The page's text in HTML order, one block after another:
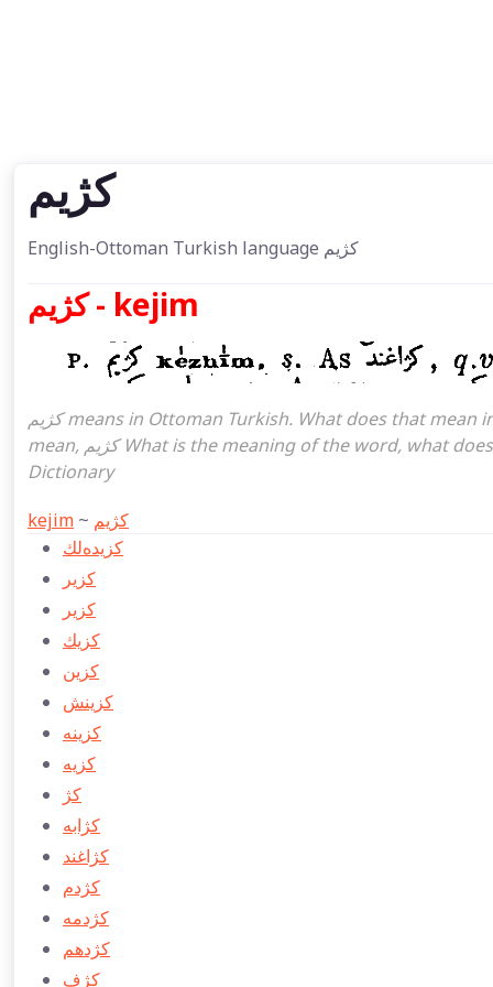
كژیم
English-Ottoman Turkish language كژیم
كژیم - kejim
كژیم means in Ottoman Turkish. What does that mean in the Ottoman language كژیم. كژیم attoman turkish I
mean, كژیم What is the meaning of the word, what does it mean in turkish كژیم, Ottoman Turkish English
Dictionary
kejim ~ كژیم
كزیده‌لك
كزیر
كزير
كزیك
كزین
كزینش
كزینه
كزیه
كژ
كژابه
كژاغند
كژدم
كژدمه
كژدهم
كژف